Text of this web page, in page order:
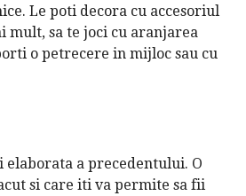
Le poti decora cu accesoriul
mult, sa te joci cu aranjarea
o petrecere in mijloc sau cu
elaborata a precedentului. O
si care iti va permite sa fii